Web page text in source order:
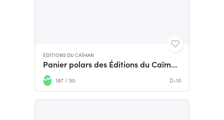
EDITIONS DU CAÏMAN
Panier polars des Éditions du Caïman, deuxième semestre 2026
187 / 50 D-10